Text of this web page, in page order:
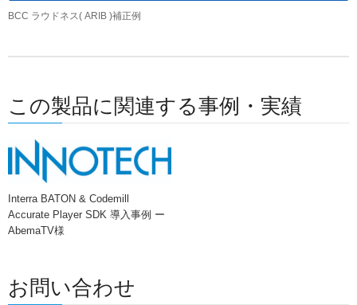
BCC ラウドネス( ARIB )補正例
この製品に関連する事例・実績
Interra BATON & Codemill
Accurate Player SDK 導入事例 ー
AbemaTV様
お問い合わせ